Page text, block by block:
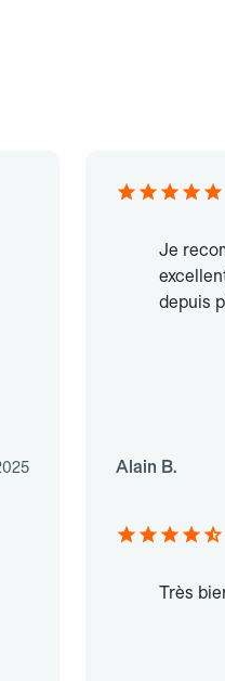
Je
depuis
Alain B.
Très